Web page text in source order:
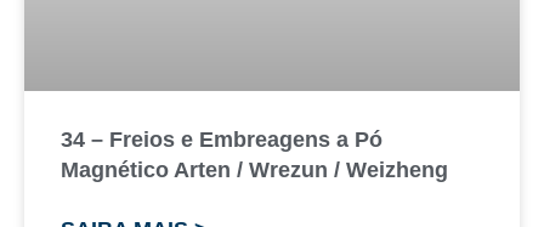
34 – Freios e Embreagens a Pó
Magnético Arten / Wrezun / Weizheng